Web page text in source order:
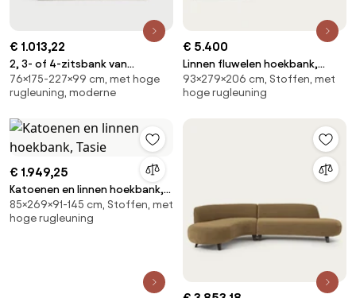
€ 1.013,22
2, 3- of 4-zitsbank van
gemêleerd polyester, Simone
76×175-227×99 cm, met hoge
rugleuning, moderne
€ 5.400
Linnen fluwelen hoekbank,
LAZARE
93×279×206 cm, Stoffen, met
hoge rugleuning
€ 1.949,25
Katoenen en linnen hoekbank,
Tasie
85×269×91-145 cm, Stoffen, met
hoge rugleuning